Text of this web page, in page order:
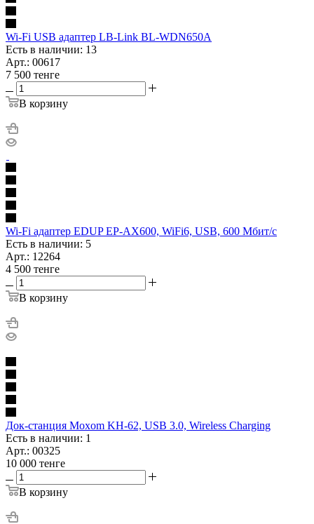
Wi-Fi USB адаптер LB-Link BL-WDN650A
Есть в наличии: 13
Арт.: 00617
7 500 тенге
В корзину
Wi-Fi адаптер EDUP EP-AX600, WiFi6, USB, 600 Мбит/с
Есть в наличии: 5
Арт.: 12264
4 500 тенге
В корзину
Док-станция Moxom KH-62, USB 3.0, Wireless Charging
Есть в наличии: 1
Арт.: 00325
10 000 тенге
В корзину